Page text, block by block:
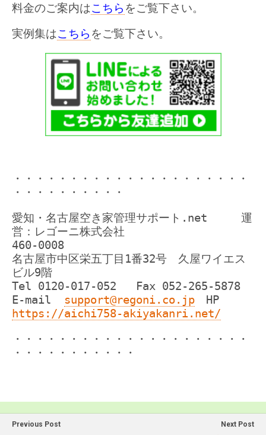
料金のご案内はこちら をご覧下さい。
実例集はこちら をご覧下さい。
・・・・・・・・・・・・・・・・・・・・・
・・・・・・・・・・
愛知・名古屋空き家管理サポート.net 運
営：レゴーニ株式会社
460-0008
名古屋市中区栄五丁目1番32号 久屋ワイエス
ビル9階
Tel 0120-017-052 Fax 052-265-5878
E-mail support@regoni.co.jp HP
https://aichi758-akiyakanri.net/
・・・・・・・・・・・・・・・・・・・・・
・・・・・・・・・・・
Previous Post
Next Post